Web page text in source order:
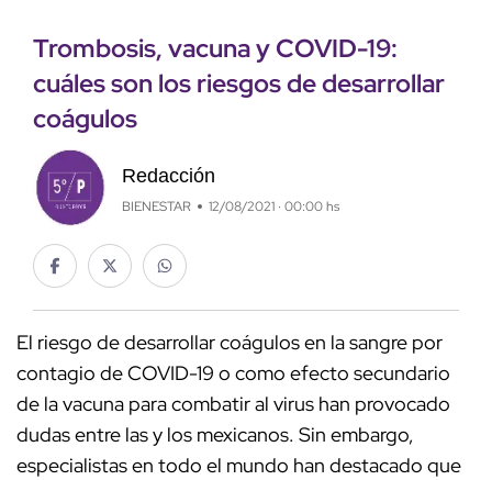
Trombosis, vacuna y COVID-19:
cuáles son los riesgos de desarrollar
coágulos
Redacción
BIENESTAR 12/08/2021 · 00:00 hs
El riesgo de desarrollar coágulos en la sangre por
contagio de COVID-19 o como efecto secundario
de la vacuna para combatir al virus han provocado
dudas entre las y los mexicanos. Sin embargo,
especialistas en todo el mundo han destacado que